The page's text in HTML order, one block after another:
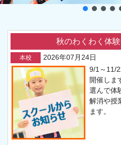
秋のわくわく体
本校
2026年07月24日
9/1～11/
開催しま
選んで体
解消や授
ます。